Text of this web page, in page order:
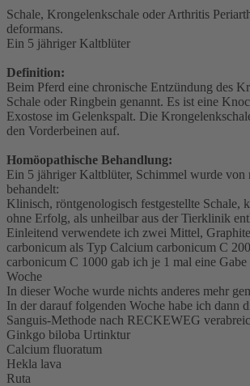
Schale, Krongelenkschale oder Arthritis
deformans.
Ein 5 jähriger Kaltblüter
Definition:
Beim Pferd eine chronische Entzündung des
Schale oder Ringbein genannt. Es ist eine
Exostose im Gelenkspalt. Die
den Vorderbeinen auf.
Homöopathische Behandlung:
Ein 5 jähriger Kaltblüter, Schimmel wurde von
behandelt:
Klinisch, röntgenologisch festgestellte Schale,
ohne Erfolg, als unheilbar aus der Tierklinik
Einleitend verwendete ich zwei Mittel,
carbonicum als Typ Calcium carbonicum C
carbonicum C 1000 gab ich je 1 mal eine
Woche
In dieser Woche wurde nichts anderes mehr
In der darauf folgenden Woche habe ich dann
Sanguis-Methode nach RECKEWEG
Ginkgo biloba Urtinktur
Calcium fluoratum
Hekla lava
Ruta